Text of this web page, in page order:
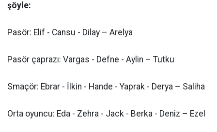
şöyle:
Pasör: Elif - Cansu - Dilay – Arelya
Pasör çaprazı: Vargas - Defne - Aylin – Tutku
Smaçör: Ebrar - İlkin - Hande - Yaprak - Derya – Saliha
Orta oyuncu: Eda - Zehra - Jack - Berka - Deniz – Ezel